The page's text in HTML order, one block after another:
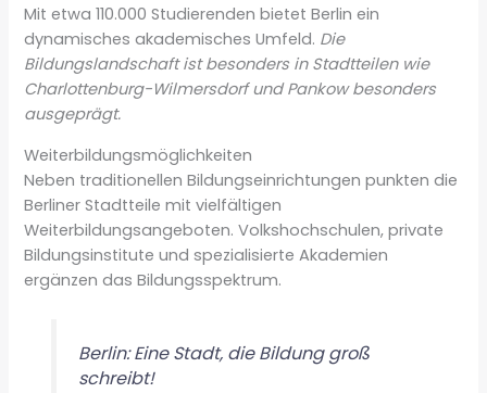
Mit etwa 110.000 Studierenden bietet Berlin ein
dynamisches akademisches Umfeld. Die
Bildungslandschaft ist besonders in Stadtteilen wie
Charlottenburg-Wilmersdorf und Pankow besonders
ausgeprägt.
Weiterbildungsmöglichkeiten
Neben traditionellen Bildungseinrichtungen punkten die
Berliner Stadtteile mit vielfältigen
Weiterbildungsangeboten. Volkshochschulen, private
Bildungsinstitute und spezialisierte Akademien
ergänzen das Bildungsspektrum.
Berlin: Eine Stadt, die Bildung groß
schreibt!